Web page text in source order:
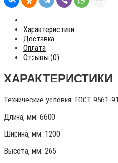
Характеристики
Доставка
Оплата
Отзывы (0)
ХАРАКТЕРИСТИКИ
Технические условия: ГОСТ 9561-91
Длина, мм: 6600
Ширина, мм: 1200
Высота, мм: 265